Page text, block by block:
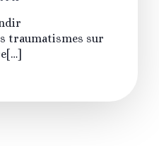
traumatismes sur